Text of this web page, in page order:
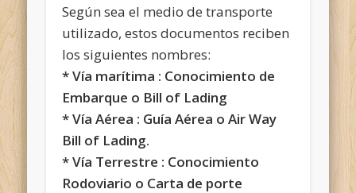
Según sea el medio de transporte
utilizado, estos documentos reciben
los siguientes nombres:
* Vía marítima : Conocimiento de
Embarque o Bill of Lading
* Vía Aérea : Guía Aérea o Air Way
Bill of Lading.
* Vía Terrestre : Conocimiento
Rodoviario o Carta de porte